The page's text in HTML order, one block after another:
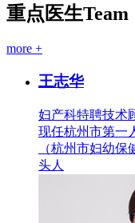
重点医生Team
more +
王志华
妇产科特聘技术
现任杭州市第一
（杭州市妇幼
头人